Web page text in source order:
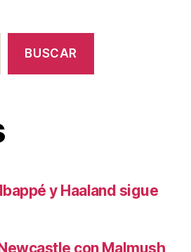
BUSCAR
y Haaland sigue
con Malmush